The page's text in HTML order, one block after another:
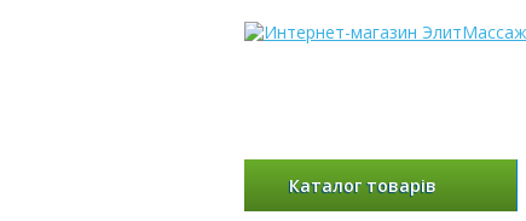
Каталог товарів